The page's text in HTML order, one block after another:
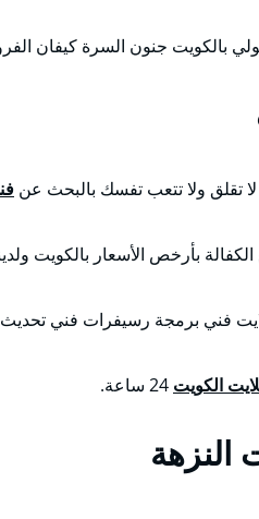
بالكويت جنون السرة كيفان
تقلق ولا تتعب تفسك بالبحث عن
فني برمجة رسيفرات فني
الكويت
النزهة